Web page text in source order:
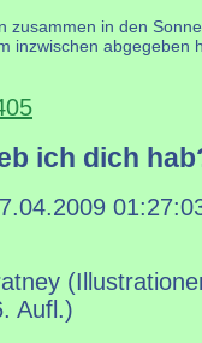
zusammen in den
inzwischen abgegeben
ich dich
Aufl.)